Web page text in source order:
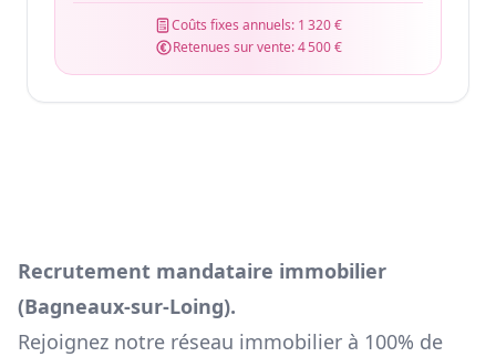
Coûts fixes annuels: 1 320 €
Retenues sur vente:4 500 €
Recrutement mandataire immobilier
(Bagneaux-sur-Loing).
Rejoignez notre réseau immobilier à 100% de